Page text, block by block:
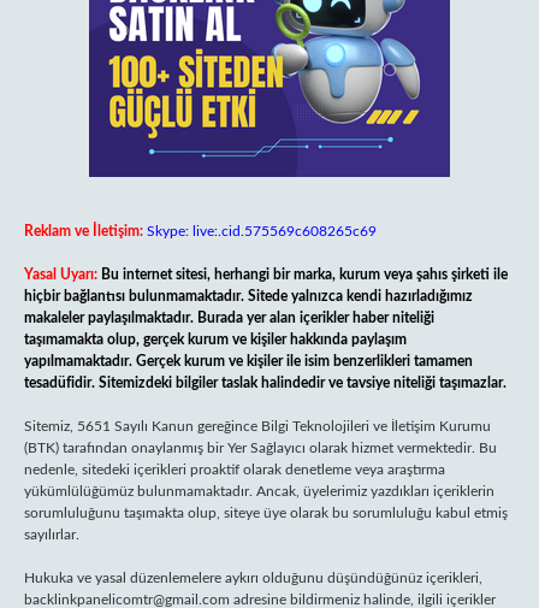
Reklam ve İletişim: Skype: live:.cid.575569c608265c69
Yasal Uyarı: Bu internet sitesi, herhangi bir marka, kurum veya şahıs şirketi ile
hiçbir bağlantısı bulunmamaktadır. Sitede yalnızca kendi hazırladığımız
makaleler paylaşılmaktadır. Burada yer alan içerikler haber niteliği
taşımamakta olup, gerçek kurum ve kişiler hakkında paylaşım
yapılmamaktadır. Gerçek kurum ve kişiler ile isim benzerlikleri tamamen
tesadüfidir. Sitemizdeki bilgiler taslak halindedir ve tavsiye niteliği taşımazlar.
Sitemiz, 5651 Sayılı Kanun gereğince Bilgi Teknolojileri ve İletişim Kurumu
(BTK) tarafından onaylanmış bir Yer Sağlayıcı olarak hizmet vermektedir. Bu
nedenle, sitedeki içerikleri proaktif olarak denetleme veya araştırma
yükümlülüğümüz bulunmamaktadır. Ancak, üyelerimiz yazdıkları içeriklerin
sorumluluğunu taşımakta olup, siteye üye olarak bu sorumluluğu kabul etmiş
sayılırlar.
Hukuka ve yasal düzenlemelere aykırı olduğunu düşündüğünüz içerikleri,
backlinkpanelicomtr@gmail.com adresine bildirmeniz halinde, ilgili içerikler